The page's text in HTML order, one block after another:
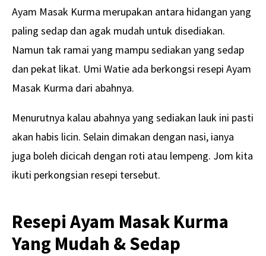
Ayam Masak Kurma merupakan antara hidangan yang
paling sedap dan agak mudah untuk disediakan.
Namun tak ramai yang mampu sediakan yang sedap
dan pekat likat. Umi Watie ada berkongsi resepi Ayam
Masak Kurma dari abahnya.
Menurutnya kalau abahnya yang sediakan lauk ini pasti
akan habis licin. Selain dimakan dengan nasi, ianya
juga boleh dicicah dengan roti atau lempeng. Jom kita
ikuti perkongsian resepi tersebut.
Resepi Ayam Masak Kurma
Yang Mudah & Sedap